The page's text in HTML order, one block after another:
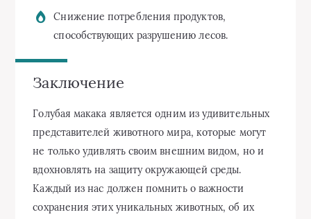
Снижение потребления продуктов,
способствующих разрушению лесов.
Заключение
Голубая макака является одним из удивительных
представителей животного мира, которые могут
не только удивлять своим внешним видом, но и
вдохновлять на защиту окружающей среды.
Каждый из нас должен помнить о важности
сохранения этих уникальных животных, об их